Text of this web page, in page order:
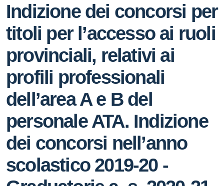
Indizione dei concorsi per
titoli per l’accesso ai ruoli
provinciali, relativi ai
profili professionali
dell’area A e B del
personale ATA. Indizione
dei concorsi nell’anno
scolastico 2019-20 -